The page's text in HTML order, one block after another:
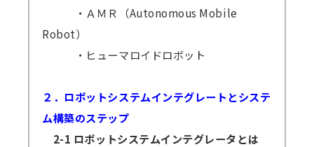
・ＡＭＲ（Autonomous Mobile
Robot）
・ヒューマロイドロボット
２．ロボットシステムインテグレートとシステ
ム構築のステップ
2-1 ロボットシステムインテグレータとは